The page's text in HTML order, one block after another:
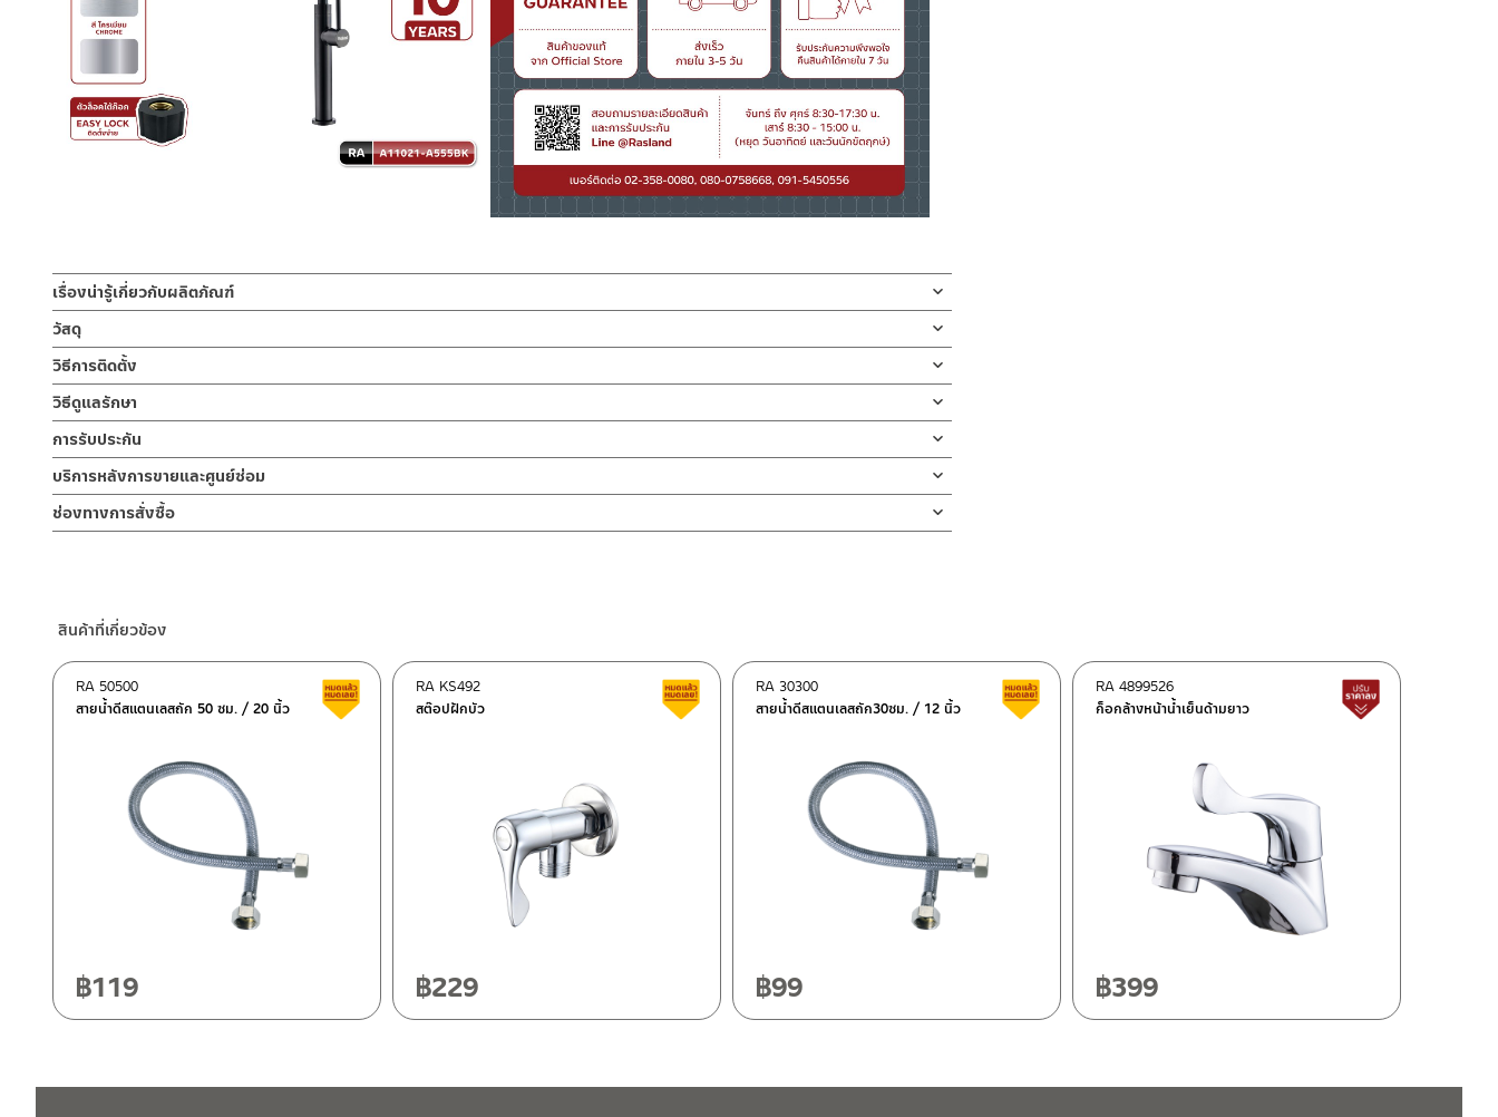
เรื่องน่ารู้เกี่ยวกับผลิตภัณฑ์
ก๊อกซิ้งค์น้ำเย็น ล้างจาน ผลิตจากสแตนเลส เกรด 304 MATT BLACK / สีดำด้าน ออกแบบให้งวงก๊อกเป็นทรงตัว L
คอก๊อกน้ำสามารถปรับหมุนได้อิสระ ก้านเปิด-ปิดแบบก้านปัด ติดตั้งง่ายด้วยตัวล็อกใต้ก๊อกคุณภาพดี รับประกันวาล์วน้ำไม่รั่วซึม 10 ปี
ก็อกซิ้งค์ล้างจาน ทรงตัว L ผลิตจากสแตนเลส เกรด 304 MATT BLACK หรือสีดำด้าน ทนทานแข็งแรง ต้านการกัดกร่อนสูง และไม่ขึ้นสนิม
สีดำด้านให้ความหรู้สึกขรึมเท่ห์ ในขณะเดียวกันก็ให้ความรู้สึกหรูหรา ราคาแพง มีรสนิยม ออกแบบงวงก๊อกให้เป็นทรงตัว L คอก๊อกน้ำสามารถ
ปรับสวิง ซ้าย-ขวา
หมุนได้อิสระ ทำให้การล้างจานนั้นง่ายขึ้น สะดวกต่อการใช้งานในห้องครัว เพื่อการล้างสิ่งของหรือภาชนะเป็นเรื่องง่ายและสะดวกมากยิ่งขึ้น
การติดตั้งก็ง่ายด้วยตัวล็อกฐานก็อกแบบใหม่ติดตั้งง่ายขึ้น ใช้เพียงมือหมุนล็อค เพื่อเป็นการยืนยันความคงทนของวาล์วน้ำ จึงกล้ารับประกัน
10 ปี เต็ม
วัสดุ
ตัวก๊อกน้ำ
ผลิตจากสแตนเลส เกรด 304 ทนทานแข็งแรง ต้านการกัดกร่อนสูง และไม่ขึ้นสนิม
วิธีการติดตั้ง
ข้อแนะนำในการติดตั้ง
สำหรับการติดตั้งใหม่ ให้ไล่ฝุ่น เศษทราย เศษท่อ ออกจากท่อน้ำก่อนติดตั้งสินค้า โดยปล่อยน้ำให้ไหลออกจากท่อนาน 1 นาที
เพื่อให้แรงน้ำพัดพาเศษละอองต่างๆ ออกจากท่อน้ำ มิเช่นนั้นสิ่งสกปรกจะเข้าไปภายในสินค้าและสร้างความเสียหายได้
หากตรวจพบเศษละอองต่างๆในสินค้า จะไม่อยู่ในเงื่อนไขการรับประกัน
วิธีดูแลรักษา
คำแนะนำในการดูแลรักษาผลิตภัณฑ์
1. ไม่ทำสินค้าให้เกิดความเสียหายอื่น ๆ นอกจากการใช้งานปกติ เช่นไม่ทำตก ไม่งัดหรือโยกสินค้าแรงๆ
2. ทำความสะอาดสินค้าโดยการใช้ผ้านุ่มๆชุบน้ำหมาดๆแล้วเช็ดให้แห้ง
3. ห้ามใช้สารเคมีที่มีฤทธิ์เป็นกรด ในการทำความสะอาด เนื่องจากผิวของสินค้าจะเสียหายได้
4. ห้ามใช้แปรง วัสดุแข็ง หยาบ ห้ามใช้ฝอยขัดทำความสะอาด ขัดหรือถู บนตัวสินค้า ซึ่งจะสร้างความเสียหายให้เกิดขึ้นกับผิวของสินค้าได้
การรับประกัน
รับประกันไส้วาล์ว ไม่รั่วซึม 10 ปี
บริการหลังการขายและศูนย์ซ่อม
ช่องทางออนไลน์
– Email: contact@charnpaiboon.com
ศูนย์บริการและอะไหล่ กรุงเทพฯ
662/61-62 ถนน พระราม3 แขวงบางโพงพาง เขตยานนาวา กรุงเทพฯ 10120
โทร: 02-358-0080 / 080-075-8668 / 091-545-0556
เชียงใหม่
โทร: 080-075-2626
วันเสาร์ เวลา 8:30-15:00 น.
ช่องทางการสั่งซื้อ
–Lazada
– ซื้อสินค้าชิ้นนี้บน Shopee
<<
ซื้อสินค้าชิ้นนี้บน Lazada>> คลิกที่นี่
โทร: 02-285-5795
@charnpaiboon.sales
ติดต่อ ชาญไพบูลย์ / Contact Us
สินค้าที่เกี่ยวข้อง
สายน้ำดีสแตนเลสถัก 50 ซม. / 20 นิ้ว
RA 50500 สินค้าลดราคา เคลียร์สต็อก
฿119
สต๊อปฝักบัว
RA KS492 สินค้าลดราคา เคลียร์สต็อก
฿229
สายน้ำดีสแตนเลสถัก30ซม. / 12 นิ้ว
RA 30300 สินค้าลดราคา เคลียร์สต็อก
฿99
ก็อกล้างหน้าน้ำเย็นด้ามยาว
RA 4899526 สินค้าปรับราคาลด
฿399